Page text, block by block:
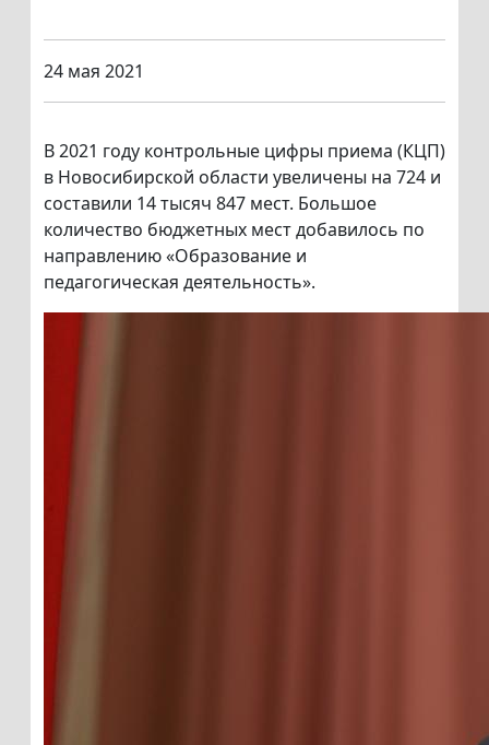
24 мая 2021
В 2021 году контрольные цифры приема (КЦП)
в Новосибирской области увеличены на 724 и
составили 14 тысяч 847 мест. Большое
количество бюджетных мест добавилось по
направлению «Образование и
педагогическая деятельность».